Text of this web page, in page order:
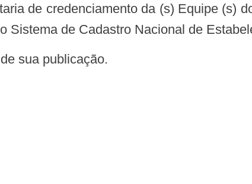
Sistema de Cadastro Nacional de
sua publicação.